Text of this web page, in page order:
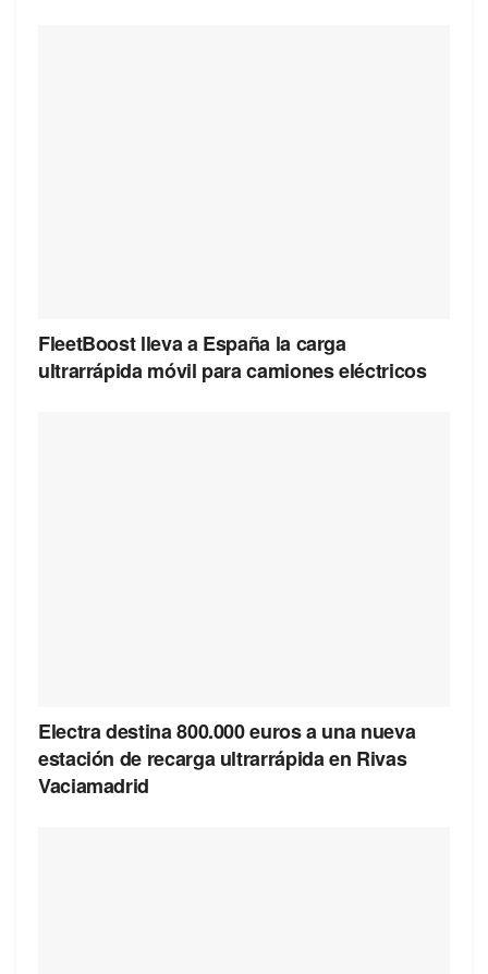
FleetBoost lleva a España la carga
ultrarrápida móvil para camiones eléctricos
Electra destina 800.000 euros a una nueva
estación de recarga ultrarrápida en Rivas
Vaciamadrid